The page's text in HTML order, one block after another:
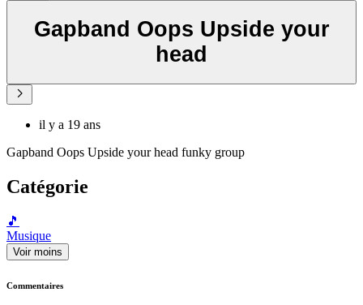
Gapband Oops Upside your
head
il y a 19 ans
Gapband Oops Upside your head funky group
Catégorie
🎵
Musique
Voir moins
Commentaires